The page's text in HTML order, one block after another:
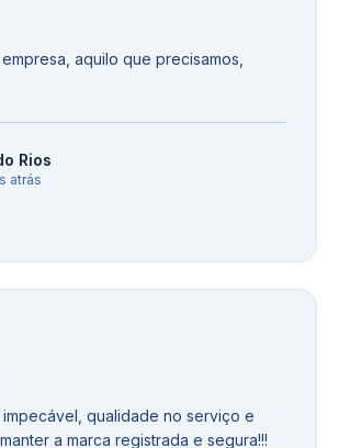
aquilo que precisamos,
Rios
atrás
qualidade no serviço e
a marca registrada e segura!!!